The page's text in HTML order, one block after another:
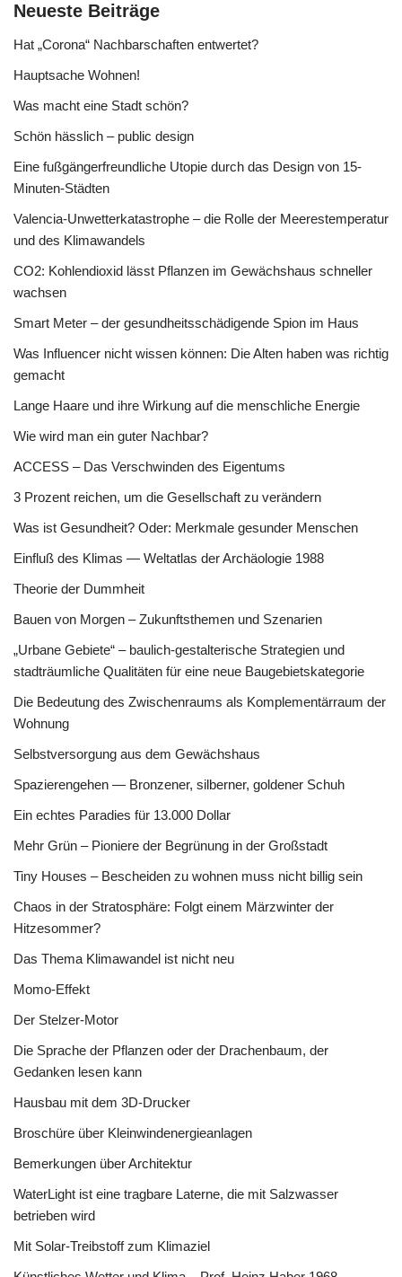
Neueste Beiträge
Hat „Corona“ Nachbarschaften entwertet?
Hauptsache Wohnen!
Was macht eine Stadt schön?
Schön hässlich – public design
Eine fußgängerfreundliche Utopie durch das Design von 15-
Minuten-Städten
Valencia-Unwetterkatastrophe – die Rolle der Meerestemperatur
und des Klimawandels
CO2: Kohlendioxid lässt Pflanzen im Gewächshaus schneller
wachsen
Smart Meter – der gesundheitsschädigende Spion im Haus
Was Influencer nicht wissen können: Die Alten haben was richtig
gemacht
Lange Haare und ihre Wirkung auf die menschliche Energie
Wie wird man ein guter Nachbar?
ACCESS – Das Verschwinden des Eigentums
3 Prozent reichen, um die Gesellschaft zu verändern
Was ist Gesundheit? Oder: Merkmale gesunder Menschen
Einfluß des Klimas — Weltatlas der Archäologie 1988
Theorie der Dummheit
Bauen von Morgen – Zukunftsthemen und Szenarien
„Urbane Gebiete“ – baulich-gestalterische Strategien und
stadträumliche Qualitäten für eine neue Baugebietskategorie
Die Bedeutung des Zwischenraums als Komplementärraum der
Wohnung
Selbstversorgung aus dem Gewächshaus
Spazierengehen — Bronzener, silberner, goldener Schuh
Ein echtes Paradies für 13.000 Dollar
Mehr Grün – Pioniere der Begrünung in der Großstadt
Tiny Houses – Bescheiden zu wohnen muss nicht billig sein
Chaos in der Stratosphäre: Folgt einem Märzwinter der
Hitzesommer?
Das Thema Klimawandel ist nicht neu
Momo-Effekt
Der Stelzer-Motor
Die Sprache der Pflanzen oder der Drachenbaum, der
Gedanken lesen kann
Hausbau mit dem 3D-Drucker
Broschüre über Kleinwindenergieanlagen
Bemerkungen über Architektur
WaterLight ist eine tragbare Laterne, die mit Salzwasser
betrieben wird
Mit Solar-Treibstoff zum Klimaziel